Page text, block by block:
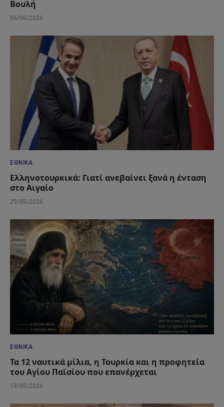
Βουλή
06/06/2026
ΕΘΝΙΚΆ
Ελληνοτουρκικά: Γιατί ανεβαίνει ξανά η ένταση
στο Αιγαίο
29/05/2026
ΕΘΝΙΚΆ
Τα 12 ναυτικά μίλια, η Τουρκία και η προφητεία
του Αγίου Παϊσίου που επανέρχεται
19/05/2026